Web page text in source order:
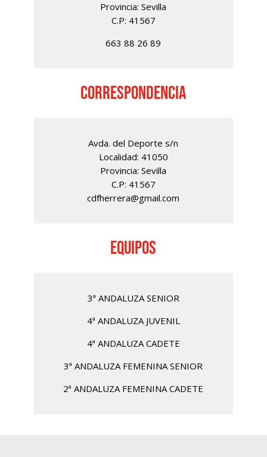
Provincia: Sevilla
C.P: 41567
663 88 26 89
CORRESPONDENCIA
Avda. del Deporte s/n
Localidad: 41050
Provincia: Sevilla
C.P: 41567
cdfherrera@gmail.com
EQUIPOS
3ª ANDALUZA SENIOR
4ª ANDALUZA JUVENIL
4ª ANDALUZA CADETE
3ª ANDALUZA FEMENINA SENIOR
2ª ANDALUZA FEMENINA CADETE